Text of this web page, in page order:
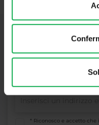
Cosa c'è di
* Riconosco e accetto